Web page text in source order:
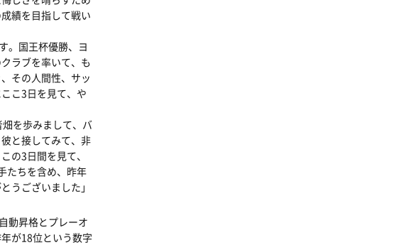
績を目指して戦い
。国王杯優勝、ヨ
ラブを率いて、も
その人間性、サッ
こ3日を見て、や
を歩みまして、バ
と接してみて、非
の3日間を見て、
たちを含め、昨年
うございました」
動昇格とプレーオ
が18位という数字